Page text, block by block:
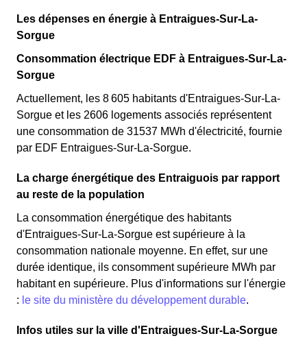
Les dépenses en énergie à Entraigues-Sur-La-
Sorgue
Consommation électrique EDF à Entraigues-Sur-La-
Sorgue
Actuellement, les 8 605 habitants d'Entraigues-Sur-La-
Sorgue et les 2606 logements associés représentent
une consommation de 31537 MWh d'électricité, fournie
par EDF Entraigues-Sur-La-Sorgue.
La charge énergétique des Entraiguois par rapport
au reste de la population
La consommation énergétique des habitants
d'Entraigues-Sur-La-Sorgue est supérieure à la
consommation nationale moyenne. En effet, sur une
durée identique, ils consomment supérieure MWh par
habitant en supérieure. Plus d'informations sur l'énergie
: le site du ministère du développement durable.
Infos utiles sur la ville d'Entraigues-Sur-La-Sorgue